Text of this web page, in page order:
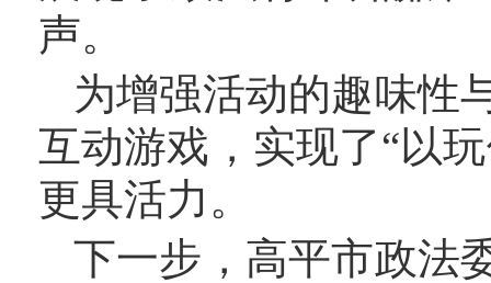
声。
为增强活动的趣味性
互动游戏，实现了“以
更具活力。
下一步，高平市政法